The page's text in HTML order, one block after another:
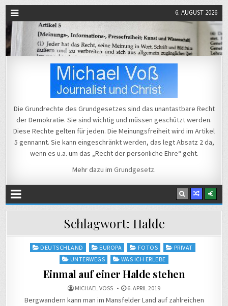
6. AUGUST 2026
Michael Voß
Die Grundrechte des Grundgesetzes sind das unantastbare Recht
der Demokratie. Sie sind wichtig und müssen geschützt werden.
Diese Rechte gelten für jeden. Die Meinungsfreiheit wird im Artikel
5 gennannt. Sie kann eingeschränkt werden, das legt Absatz 2 da,
wenn es u.a. um das „Recht der persönliche Ehre“ geht.
Mehr dazu im Grundgesetz.
Schlagwort: Halde
Posted
DEUTSCHLAND EUROPA FOTOS
PRIVAT
UNTERWEGS
WAS ICH ERLEBE
Einmal auf einer Halde stehen
MICHAEL VOSS 6. APRIL 2019
Bergwandern kann man im Mansfelder Land auf zahlreichen